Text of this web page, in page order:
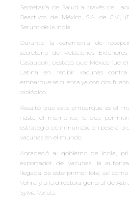
Secretaría de Salud a través de
Reactivos de México, S.A. de
Serum de la India.
Durante la ceremonia de
secretario de Relaciones
Casaubon, destacó que México fue
Latina en recibir vacunas
embarque se cuenta ya con dos
biológico.
Resaltó que este embarque es el
hasta el momento, lo que
estrategia de inmunización pese a la
vacunas en el mundo.
Agradeció al gobierno de India,
exportador de vacunas, la
llegada de este primer lote, así
Vohra y a la directora general de
Sylvia Varela.